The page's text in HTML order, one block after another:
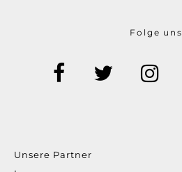
Folge uns
Unsere Partner